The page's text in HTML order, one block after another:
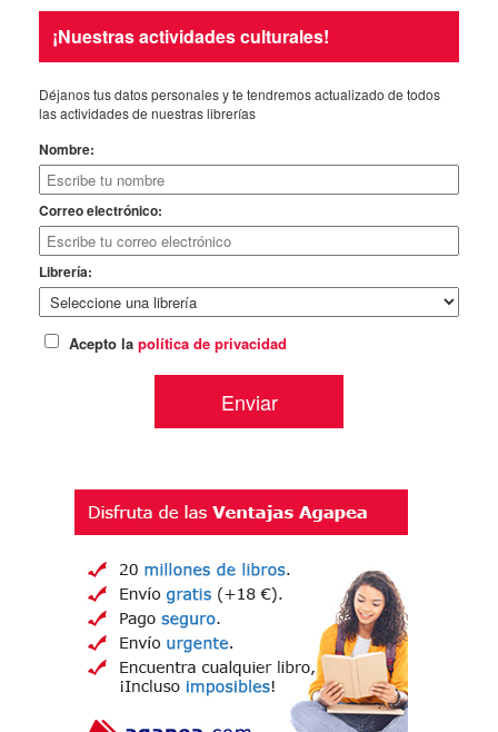
¡Nuestras actividades culturales!
Déjanos tus datos personales y te tendremos actualizado de todos
las actividades de nuestras librerías
Nombre:
Correo electrónico:
Librería:
Acepto la política de privacidad